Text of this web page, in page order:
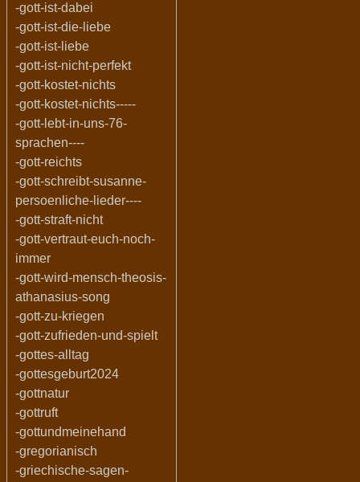
-gott-ist-dabei
-gott-ist-die-liebe
-gott-ist-liebe
-gott-ist-nicht-perfekt
-gott-kostet-nichts
-gott-kostet-nichts-----
-gott-lebt-in-uns-76-
sprachen----
-gott-reichts
-gott-schreibt-susanne-
persoenliche-lieder----
-gott-straft-nicht
-gott-vertraut-euch-noch-
immer
-gott-wird-mensch-theosis-
athanasius-song
-gott-zu-kriegen
-gott-zufrieden-und-spielt
-gottes-alltag
-gottesgeburt2024
-gottnatur
-gottruft
-gottundmeinehand
-gregorianisch
-griechische-sagen-